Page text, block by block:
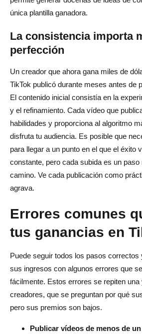
única plantilla ganadora.
La consistencia importa
perfección
Un creador que ahora gana miles de
TikTok publicó durante meses antes de
El contenido inicial consistía en la
y el refinamiento. Cada vídeo que
habilidades y proporciona al algoritmo
disfruta tu audiencia. Es posible que
para llegar a un punto en el que el éxito
constante, pero cada subida es un
camino. Ve cada publicación como
agrava.
Errores comunes
tus ganancias en
Puede seguir todos los pasos correctos
sus ingresos con algunos errores que
fácilmente. Estos errores se repiten
creadores, que se preguntan por qué
pero sus premios son bajos.
Publicar vídeos de menos de